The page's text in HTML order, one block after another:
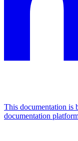
This documentation is
documentation